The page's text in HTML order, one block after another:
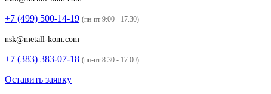
+7 (499) 500-14-19 (пн-пт 9:00 - 17.30)
nsk@metall-kom.com
+7 (383) 383-07-18 (пн-пт 8.30 - 17.00)
Оставить заявку